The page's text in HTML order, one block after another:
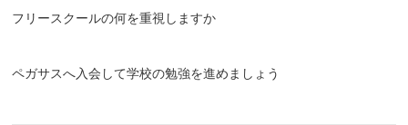
フリースクールの何を重視しますか
ペガサスへ入会して学校の勉強を進めましょう